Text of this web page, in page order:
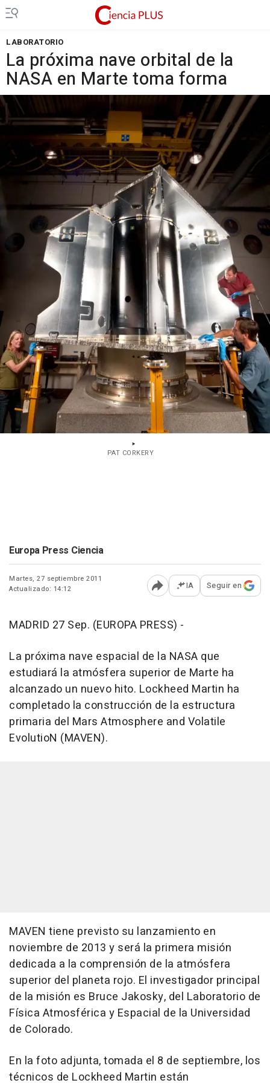
LABORATORIO
La próxima nave orbital de la
NASA en Marte toma forma
PAT CORKERY
Europa Press Ciencia
Martes, 27 septiembre 2011
Actualizado: 14:12
Abrir opciones para
IA Seguir en
MADRID 27 Sep. (EUROPA PRESS) -
La próxima nave espacial de la NASA que
estudiará la atmósfera superior de Marte ha
alcanzado un nuevo hito. Lockheed Martin ha
completado la construcción de la estructura
primaria del Mars Atmosphere and Volatile
EvolutioN (MAVEN).
MAVEN tiene previsto su lanzamiento en
noviembre de 2013 y será la primera misión
dedicada a la comprensión de la atmósfera
superior del planeta rojo. El investigador principal
de la misión es Bruce Jakosky, del Laboratorio de
Física Atmosférica y Espacial de la Universidad
de Colorado.
En la foto adjunta, tomada el 8 de septiembre, los
técnicos de Lockheed Martin están